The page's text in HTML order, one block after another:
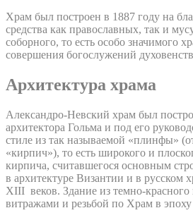
Храм был построен в 1887 году на
средства как православных, так и
соборного, то есть особо значимого
совершения богослужений
Архитектура храма
Александро-Невский храм был
архитектора Гольма и под его
стиле из так называемой «плинфы»
«кирпич»), то есть широкого и
кирпича, считавшегося основным
в архитектуре Византии и в русском
XIII веков. Здание из темно-
витражами и резьбой по Храм в эпоху